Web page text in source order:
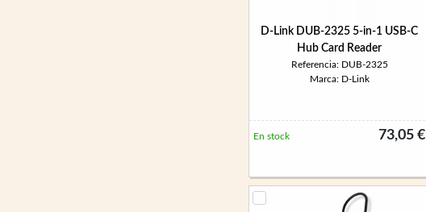
D-Link DUB-2325 5-in-1 USB-C
Hub Card Reader
Referencia: DUB-2325
Marca: D-Link
73,05 €
En stock